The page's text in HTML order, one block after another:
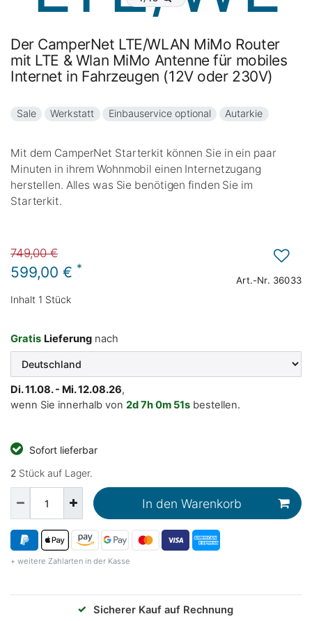
Der CamperNet LTE/WLAN MiMo Router
mit LTE & Wlan MiMo Antenne für mobiles
Internet in Fahrzeugen (12V oder 230V)
Sale Werkstatt Einbauservice optional Autarkie
Mit dem CamperNet Starterkit können Sie in ein paar
Minuten in ihrem Wohnmobil einen Internetzugang
herstellen. Alles was Sie benötigen finden Sie im
Starterkit.
749,00 €
599,00 € *
Inhalt 1 Stück
Art.-Nr. 36033
Gratis Lieferung nach
Di. 11.08. - Mi. 12.08.26,
wenn Sie innerhalb von 2d7h0m 51s bestellen.
Sofort lieferbar
2 Stück auf Lager.
In den Warenkorb
+ weitere Zahlarten in der Kasse
✓
Sicherer Kauf auf Rechnung